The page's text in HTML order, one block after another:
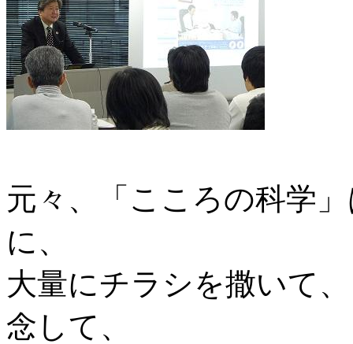
元々、「こころの科学
に、
大量にチラシを撒いて
念して、